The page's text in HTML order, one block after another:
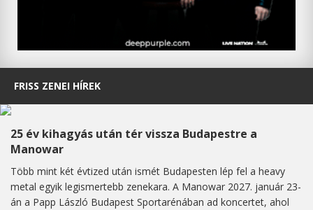
FRISS ZENEI HÍREK
25 év kihagyás után tér vissza Budapestre a
Manowar
Több mint két évtized után ismét Budapesten lép fel a heavy
metal egyik legismertebb zenekara. A Manowar 2027. január 23-
án a Papp László Budapest Sportarénában ad koncertet, ahol